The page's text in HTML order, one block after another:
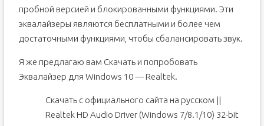
пробной версией и блокированными функциями. Эти
эквалайзеры являются бесплатными и более чем
достаточными функциями, чтобы сбалансировать звук.
Я же предлагаю вам Скачать и попробовать
Эквалайзер для Windows 10 — Realtek.
Скачать с официального сайта на русском ||
Realtek HD Audio Driver (Windows 7/8.1/10) 32-bit